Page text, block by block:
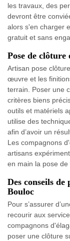
les travaux, des
devront être
alors s'en charger
gratuit et sans
Pose de clôture
Artisan pose
œuvre et les
terrain. Poser une
critères biens
outils et matériels
utilise des
afin d’avoir un
Les compagnons
artisans
en main la pose
Des conseils
Bouloc
Pour s’assurer
recourir aux
compagnons
poser une clôture